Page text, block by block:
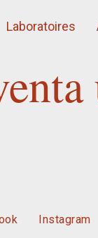
Laboratoires
Instagram